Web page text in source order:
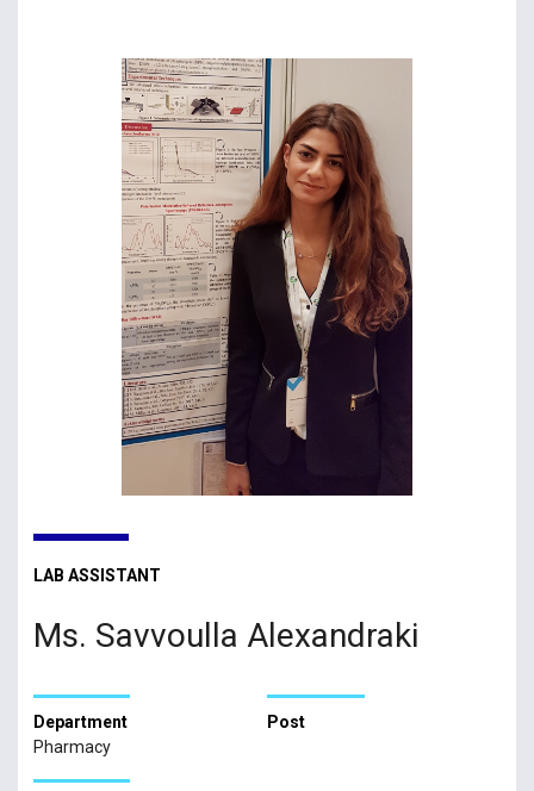
LAB ASSISTANT
Ms. Savvoulla Alexandraki
Department
Pharmacy
Post